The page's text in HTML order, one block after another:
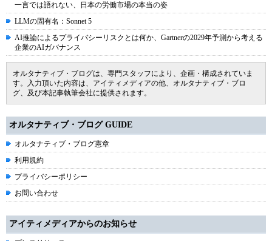
一言では語れない、日本の労働市場の本当の姿
LLMの固有名：Sonnet 5
AI推論によるプライバシーリスクとは何か、Gartnerの2029年予測から考える
企業のAIガバナンス
オルタナティブ・ブログは、専門スタッフにより、企画・構成されていま
す。入力頂いた内容は、アイティメディアの他、オルタナティブ・ブロ
グ、及び本記事執筆会社に提供されます。
オルタナティブ・ブログ GUIDE
オルタナティブ・ブログ憲章
利用規約
プライバシーポリシー
お問い合わせ
アイティメディアからのお知らせ